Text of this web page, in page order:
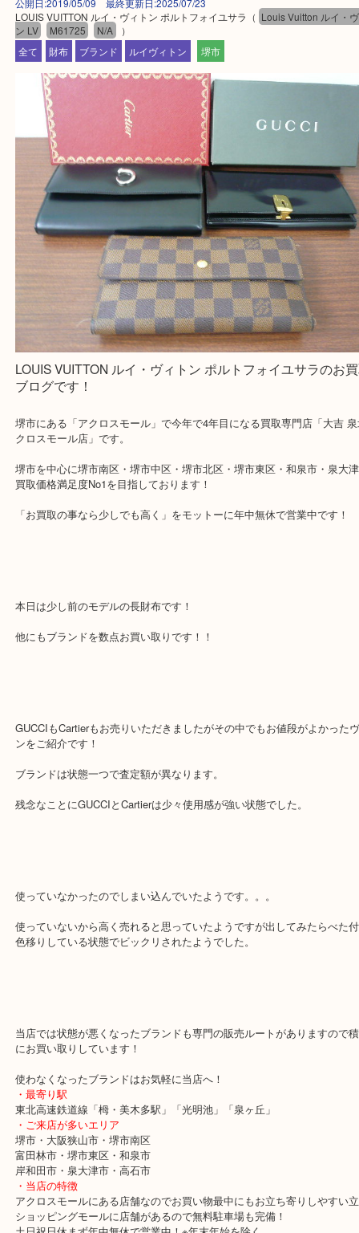
・事前相談はお電話で解決
・よくいただくご質問集
買取専門 大吉 泉北アクロスモール店に来てよかった！と思ってい
一点一点を丁寧に査定させていただきます！
Facebook
Twitter
LOUIS VUITTON ルイ・ヴィトン ポルトフォ
ラ
全て 財布 ブランド ルイヴィトン
LOUIS VUITTON ルイ・ヴィトン ポルトフォイユサラ
クロスモール店」です。
買取価格満足度No1を目指しております！
「お買取の事なら少しでも高く」をモットーに年中無休で営業中で
本日は少し前のモデルの長財布です！